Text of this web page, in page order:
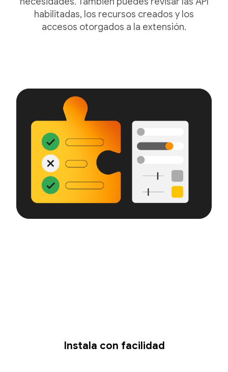
habilitadas, los recursos creados y los
accesos otorgados a la extensión.
Instala con facilidad